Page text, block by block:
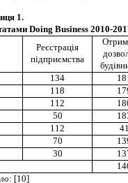
1.
Doing Business 2010-
Реєстрація
підприємства
134
118
112
50
112 41
70
30
[10]